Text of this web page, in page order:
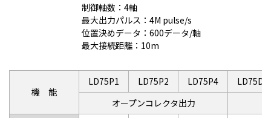
制御軸数：4軸
最大出力パルス：4M pulse/s
位置決めデータ：600データ/軸
最大接続距離：10m
機 能
LD75P1 LD75P2 LD75P4
LD75D1
オープンコレクタ出力